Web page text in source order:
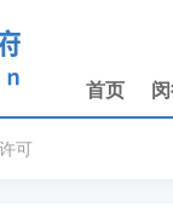
首页
可